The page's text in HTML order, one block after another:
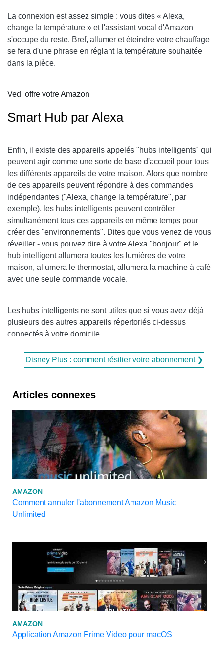
La connexion est assez simple : vous dites « Alexa,
change la température » et l'assistant vocal d'Amazon
s'occupe du reste. Bref, allumer et éteindre votre chauffage
se fera d'une phrase en réglant la température souhaitée
dans la pièce.
Vedi offre votre Amazon
Smart Hub par Alexa
Enfin, il existe des appareils appelés "hubs intelligents" qui
peuvent agir comme une sorte de base d'accueil pour tous
les différents appareils de votre maison. Alors que nombre
de ces appareils peuvent répondre à des commandes
indépendantes ("Alexa, change la température", par
exemple), les hubs intelligents peuvent contrôler
simultanément tous ces appareils en même temps pour
créer des "environnements". Dites que vous venez de vous
réveiller - vous pouvez dire à votre Alexa "bonjour" et le
hub intelligent allumera toutes les lumières de votre
maison, allumera le thermostat, allumera la machine à café
avec une seule commande vocale.
Les hubs intelligents ne sont utiles que si vous avez déjà
plusieurs des autres appareils répertoriés ci-dessus
connectés à votre domicile.
Disney Plus : comment résilier votre abonnement ❯
Articles connexes
AMAZON
Comment annuler l'abonnement Amazon Music
Unlimited
AMAZON
Application Amazon Prime Video pour macOS